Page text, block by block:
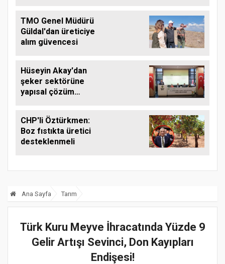
TMO Genel Müdürü
Güldal'dan üreticiye
alım güvencesi
Hüseyin Akay'dan
şeker sektörüne
yapısal çözüm
CHP'li Öztürkmen:
Boz fıstıkta üretici
desteklenmeli
Ana Sayfa Tarım
Türk Kuru Meyve İhracatında Yüzde 9
Gelir Artışı Sevinci, Don Kayıpları
Endişesi!